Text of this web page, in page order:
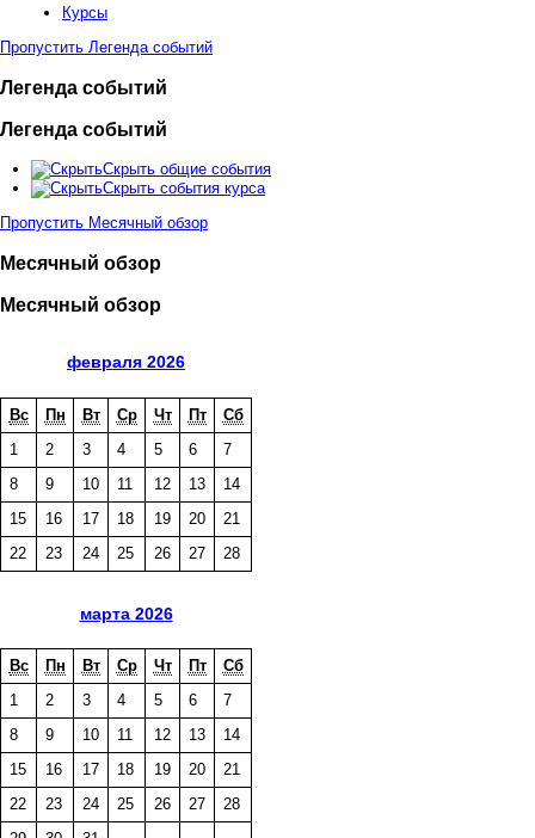
Курсы
Пропустить Легенда событий
Легенда событий
Легенда событий
Скрыть общие события
Скрыть события курса
Пропустить Месячный обзор
Месячный обзор
Месячный обзор
февраля 2026
Вс Пн Вт Ср Чт Пт
Сб
1
2 3 4 5 6
7
8
9 10 11 12 13
14
15
16 17 18 19 20
21
22
23 24 25 26 27 28
марта 2026
Вс Пн Вт Ср Чт Пт
Сб
1
2 3 4 5 6
7
8
9 10 11 12 13
14
15
16 17 18 19 20
21
22
23 24 25 26 27
28